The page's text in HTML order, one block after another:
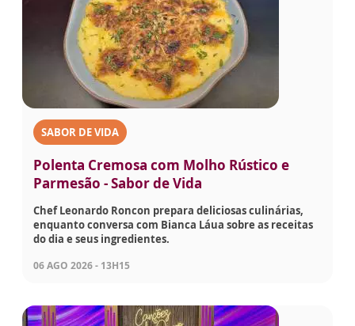
SABOR DE VIDA
Polenta Cremosa com Molho Rústico e
Parmesão - Sabor de Vida
Chef Leonardo Roncon prepara deliciosas culinárias,
enquanto conversa com Bianca Láua sobre as receitas
do dia e seus ingredientes.
06 AGO 2026 - 13H15